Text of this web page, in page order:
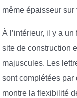
même épaisseur sur
À l’intérieur, il y a
site de construction
majuscules. Les
sont complétées
montre la flexibilité